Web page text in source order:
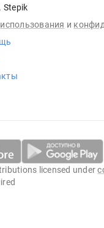
Stepik
использования и
licensed under